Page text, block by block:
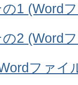
1 (Word
2 (Word
ファイ